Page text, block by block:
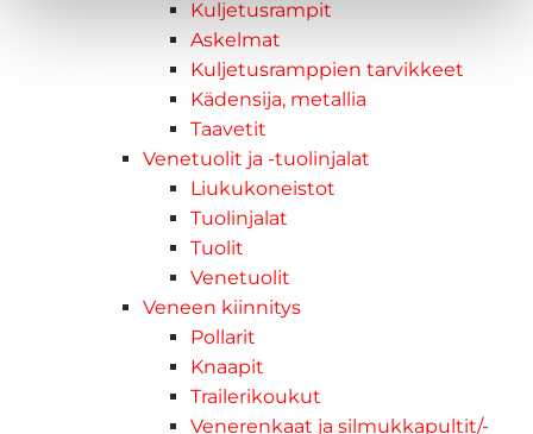
Kuljetusrampit
Askelmat
Kuljetusramppien tarvikkeet
Kädensija, metallia
Taavetit
Venetuolit ja -tuolinjalat
Liukukoneistot
Tuolinjalat
Tuolit
Venetuolit
Veneen kiinnitys
Pollarit
Knaapit
Trailerikoukut
Venerenkaat ja silmukkapultit/-